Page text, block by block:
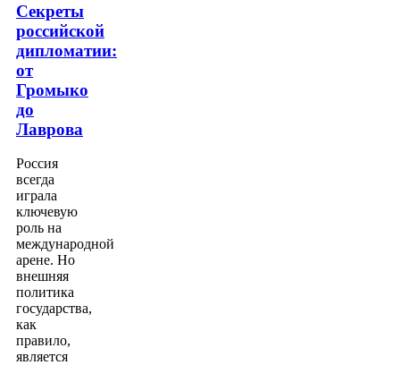
Секреты
российской
дипломатии:
от
Громыко
до
Лаврова
Россия
всегда
играла
ключевую
роль на
международной
арене. Но
внешняя
политика
государства,
как
правило,
является